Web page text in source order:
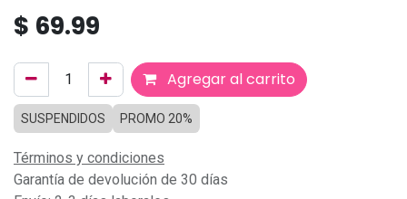
$ 69.99
Agregar al carrito
SUSPENDIDOS PROMO 20%
Términos y condiciones
Garantía de devolución de 30 días